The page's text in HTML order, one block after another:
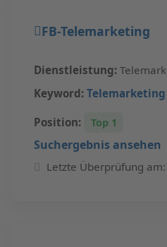
FB-Telemarketing
Dienstleistung:
Keyword:
Position: Top 1
Suchergebnis ansehen
Letzte Überprüfung